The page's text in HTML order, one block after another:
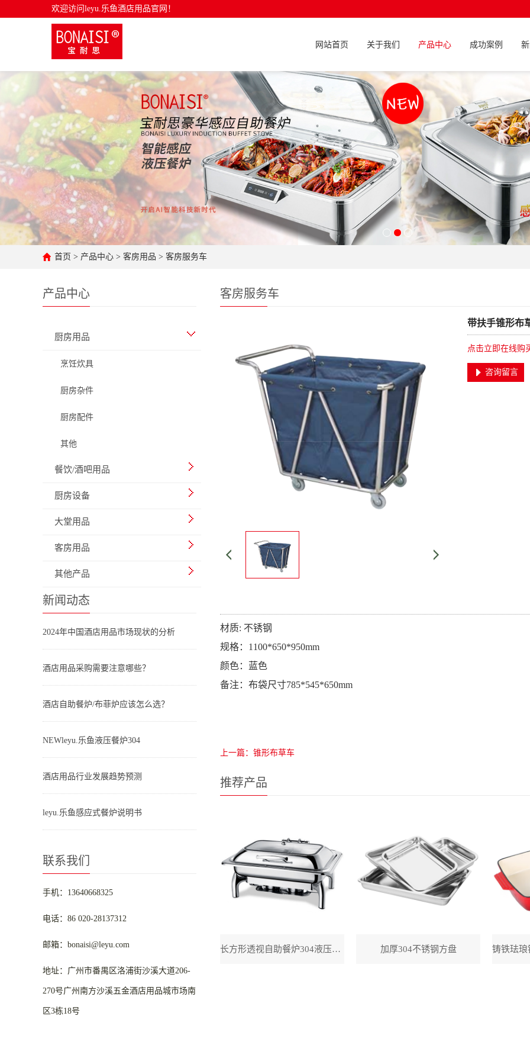
欢迎访问leyu.乐鱼酒店用品官网！
网站首页 关于我们 产品中心 成功案例
首页 > 产品中心 > 客房用品 > 客房服务车
产品中心
厨房用品
烹饪炊具
厨房杂件
厨房配件
其他
餐饮/酒吧用品
厨房设备
大堂用品
客房用品
其他产品
新闻动态
2024年中国酒店用品市场现状的分析
酒店用品采购需要注意哪些？
酒店自助餐炉/布菲炉应该怎么选？
NEWleyu.乐鱼液压餐炉304
酒店用品行业发展趋势预测
leyu.乐鱼感应式餐炉说明书
联系我们
手机：13640668325
电话：86 020-28137312
邮箱：bonaisi@leyu.com
地址：广州市番禺区洛浦街沙溪大道206-
270号广州南方沙溪五金酒店用品城市场南
区3栋18号
客房服务车
带扶手锥形布
点击立即在线购
咨询留言
材质: 不锈钢
规格：1100*650*950mm
颜色：蓝色
备注：布袋尺寸785*545*650mm
上一篇：锥形布草车
推荐产品
长方形透视自助餐炉304液压餐炉 加厚304不锈钢方盘 铸铁珐琅